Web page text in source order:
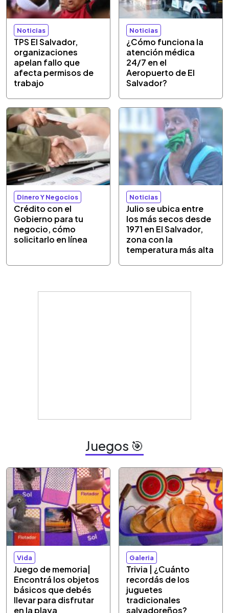
Noticias
TPS El Salvador,
organizaciones
apelan fallo que
afecta permisos de
trabajo
Noticias
¿Cómo funciona la
atención médica
24/7 en el
Aeropuerto de El
Salvador?
Dinero Y Negocios
Crédito con el
Gobierno para tu
negocio, cómo
solicitarlo en línea
Noticias
Julio se ubica entre
los más secos desde
1971 en El Salvador,
zona con la
temperatura más alta
Juegos 🎯
Vida
Juego de memoria|
Encontrá los objetos
básicos que debés
llevar para disfrutar
en la playa
Galeria
Trivia | ¿Cuánto
recordás de los
juguetes
tradicionales
salvadoreños?